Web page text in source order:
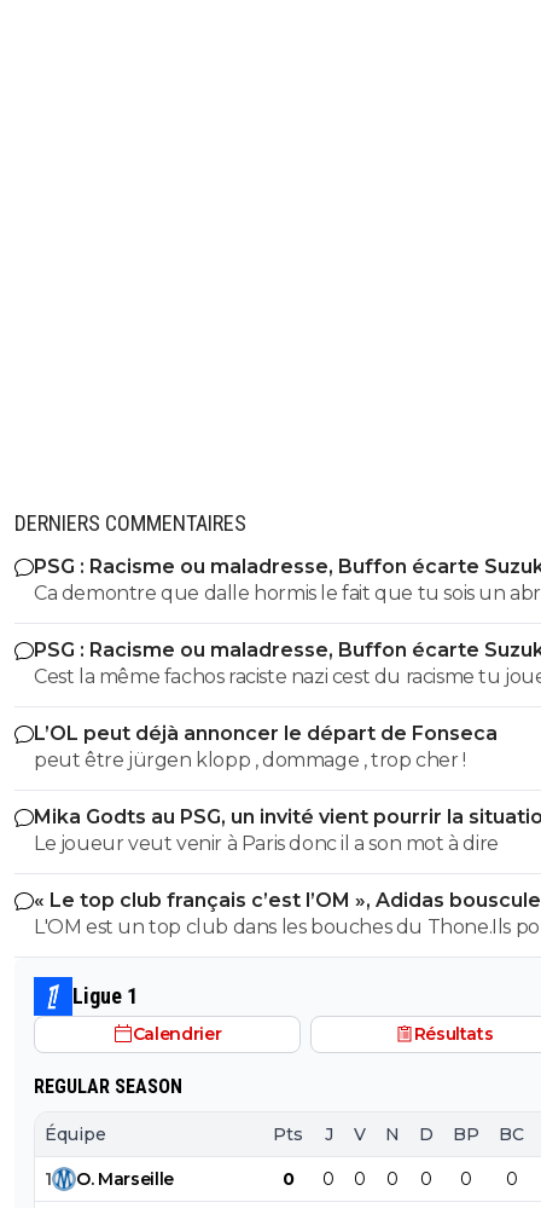
DERNIERS COMMENTAIRES
PSG : Racisme ou maladresse, Buffon écarte
Ca demontre que dalle hormis le fait que tu sois un
ignare qui ignorait tout ce que jai dit sur buffon
justement tes un abruti ignare qui par dessus le
ouvre sa grande gueule Genre cest toi qui va m'apprendre
les définitions de nazi raciste fachiste?? Espèce de
PSG : Racisme ou maladresse, Buffon écarte
Cest la même fachos raciste nazi cest du racisme tu
les mots là finalité est la meme... Donc moralité alors
?? Cest ca ta seule défense ?? Va un peu te faire
espèce d'abruti .. et le numero 88 interdit en série A
dit quoi aussi parceque tu t'es foutu de ma gueule a
mais si je te colle le règlement sur ta sale face de
auras lair un peu plus con qu'hier trépané va
L’OL peut déjà annoncer le départ de Fonseca
peut être jürgen klopp , dommage , trop cher !
Mika Godts au PSG, un invité vient pourrir la
Le joueur veut venir à Paris donc il a son mot à dire
« Le top club français c’est l’OM », Adidas
PSG
L'OM est un top club dans les bouches du Thone.Ils
gagner la coupe departementale en 2026
Ligue 1
Calendrier Résultats
REGULAR SEASON
Équipe Pts J V N D BP BC
1 O. Marseille 0 0 0 0 0 0 0